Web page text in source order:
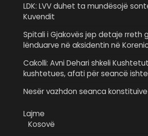
LDK: LVV duhet ta mundësojë
Kuvendit
Spitali i Gjakovës jep detaje rreth
lënduarve në aksidentin në
Cakolli: Avni Dehari shkeli
kushtetues, afati për seancë
Nesër vazhdon seanca konstituive
Lajme
Kosovë